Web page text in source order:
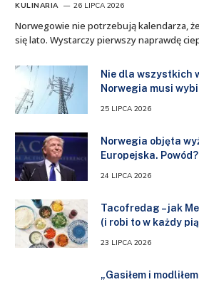
KULINARIA 26 LIPCA 2026
Norwegowie nie potrzebują kalendarza,
się lato. Wystarczy pierwszy naprawdę
Nie dla wszystkich
Norwegia musi
25 LIPCA 2026
Norwegia objęta
Europejska.
24 LIPCA 2026
Tacofredag – jak
(i robi to w każdy
23 LIPCA 2026
„Gasiłem i